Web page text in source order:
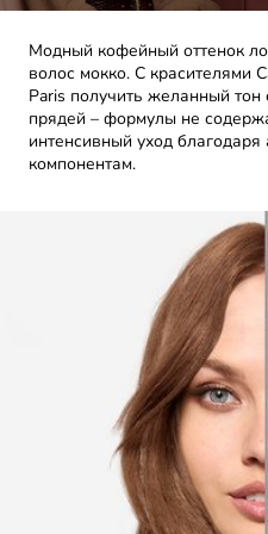
Модный кофейный оттенок
волос мокко. С красителями
Paris получить желанный
прядей – формулы не
интенсивный уход
компонентам.